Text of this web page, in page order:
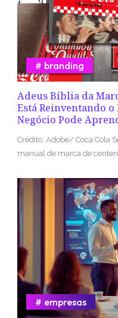
Adeus Bíblia da
Está Reinventando
Negócio Pode
branding
Crédito: Adobe/ Coca Cola
manual de marca de
empresas